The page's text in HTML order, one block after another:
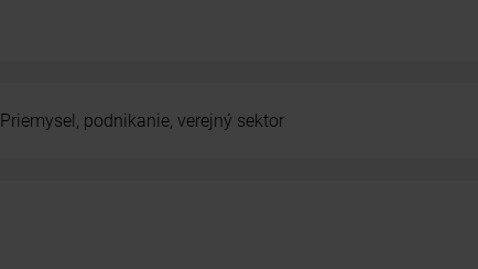
Priemysel, podnikanie, verejný sektor